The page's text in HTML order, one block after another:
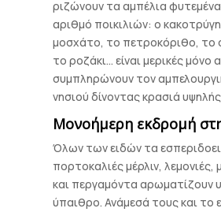
ριζώνουν τα αμπέλια
αριθμό ποικιλιών: ο
μοσχάτο, το πετροκόριθο, το
το ροζάκι… είναι μερικές
συμπληρώνουν τον
νησιού δίνοντας κρασιά
Μονοήμερη εκδρομή
Όλων των ειδών τα
πορτοκαλιές μέρλιν, λεμονιές,
και περγαμόντα αρωματίζουν
ύπαιθρο. Ανάμεσά τους και το